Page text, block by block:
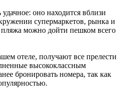
оно находится вблизи
супермаркетов, рынка и
можно дойти пешком всего
отеле, получают все прелести
высококлассным
бронировать номера, так как